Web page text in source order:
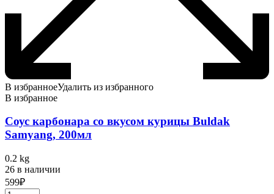
В избранноеУдалить из избранного
В избранное
Соус карбонара со вкусом курицы Buldak
Samyang, 200мл
0.2 kg
26 в наличии
599₽